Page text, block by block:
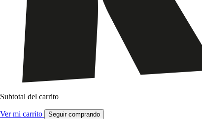
Subtotal del carrito
Ver mi carrito Seguir comprando